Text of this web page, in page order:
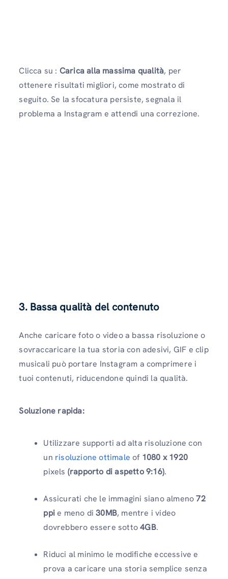
Clicca su : Carica alla massima qualità, per
ottenere risultati migliori, come mostrato di
seguito. Se la sfocatura persiste, segnala il
problema a Instagram e attendi una correzione.
3. Bassa qualità del contenuto
Anche caricare foto o video a bassa risoluzione o
sovraccaricare la tua storia con adesivi, GIF e clip
musicali può portare Instagram a comprimere i
tuoi contenuti, riducendone quindi la qualità.
Soluzione rapida:
Utilizzare supporti ad alta risoluzione con
un risoluzione ottimale of 1080 x 1920
pixels (rapporto di aspetto 9:16).
Assicurati che le immagini siano almeno72
ppie meno di30MB, mentre i video
dovrebbero essere sotto4GB.
Riduci al minimo le modifiche eccessive e
prova a caricare una storia semplice senza